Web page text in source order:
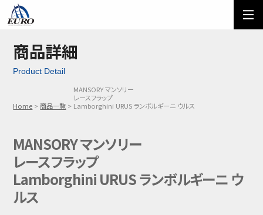
ご利用方法
メール問い合わせ
03-5674-7742
商品詳細
Product Detail
Home 商品一覧
MANSORY マンソリー
レースフラップ
Lamborghini URUS ランボルギーニ ウルス
MANSORY マンソリー
レースフラップ
Lamborghini URUS ランボルギーニ ウ
ルス